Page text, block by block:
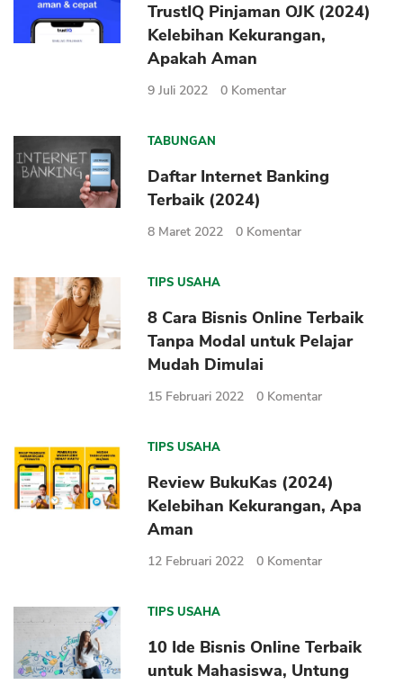
TrustIQ Pinjaman OJK (2024)
Kelebihan Kekurangan,
Apakah Aman
9 Juli 2022 0 Komentar
TABUNGAN
Daftar Internet Banking
Terbaik (2024)
8 Maret 2022 0 Komentar
TIPS USAHA
8 Cara Bisnis Online Terbaik
Tanpa Modal untuk Pelajar
Mudah Dimulai
15 Februari 2022 0 Komentar
TIPS USAHA
Review BukuKas (2024)
Kelebihan Kekurangan, Apa
Aman
12 Februari 2022 0 Komentar
TIPS USAHA
10 Ide Bisnis Online Terbaik
untuk Mahasiswa, Untung